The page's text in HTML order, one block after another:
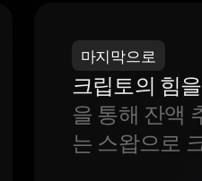
마지막으로
크립토의 힘
을 통해 잔액
는 스왑으로